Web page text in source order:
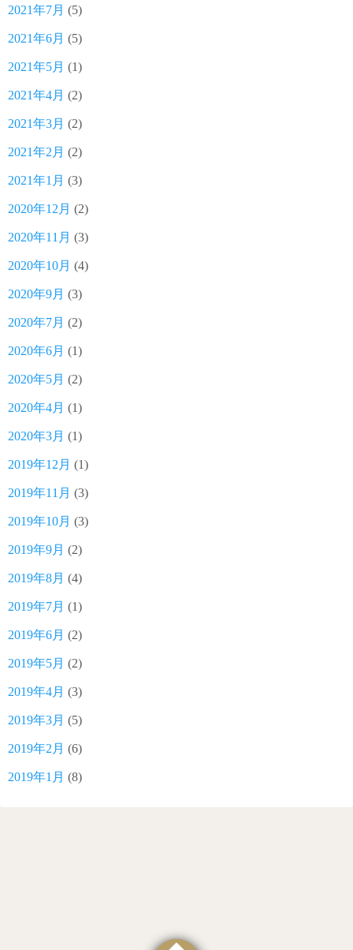
2021年7月 (5)
2021年6月 (5)
2021年5月 (1)
2021年4月 (2)
2021年3月 (2)
2021年2月 (2)
2021年1月 (3)
2020年12月 (2)
2020年11月 (3)
2020年10月 (4)
2020年9月 (3)
2020年7月 (2)
2020年6月 (1)
2020年5月 (2)
2020年4月 (1)
2020年3月 (1)
2019年12月 (1)
2019年11月 (3)
2019年10月 (3)
2019年9月 (2)
2019年8月 (4)
2019年7月 (1)
2019年6月 (2)
2019年5月 (2)
2019年4月 (3)
2019年3月 (5)
2019年2月 (6)
2019年1月 (8)